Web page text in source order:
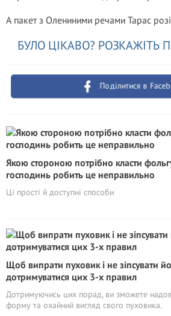
А пакет з Олениними речами Тарас
БУЛО ЦІКАВО? РОЗКАЖІТЬ
Поділитися в
Якою стороною потрібно класти
господинь робить це неправильно
Ці прості й доступні способи
Щоб випрати пуховик і не зіпсувати
дотримуватися цих 3-х правил
Дотримуючись цих порад, ви зможете
форму та охайний вигляд свого пуховика.